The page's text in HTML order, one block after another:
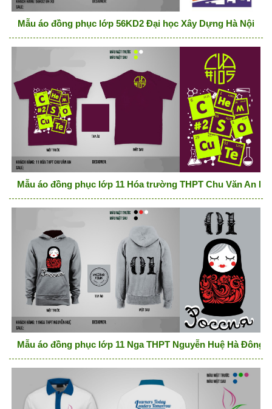
Mẫu áo đồng phục lớp 56KD2 Đại học Xây Dựng Hà Nội
Mẫu áo đồng phục lớp 11 Hóa trường THPT Chu Văn An
Mẫu áo đồng phục lớp 11 Nga THPT Nguyễn Huệ Hà Đông